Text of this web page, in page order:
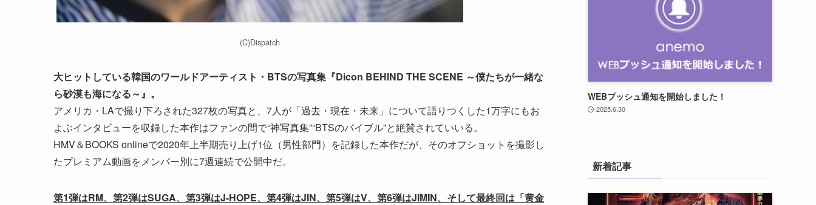
(C)Dispatch
大ヒットしている韓国のワールドアーティスト・BTSの写真集『Dicon BEHIND THE SCENE ～僕たちが一緒な
ら砂漠も海になる～』。
アメリカ・LAで撮り下ろされた327枚の写真と、7人が「過去・現在・未来」について語りつくした1万字にもお
よぶインタビューを収録した本作はファンの間で“神写真集”“BTSのバイブル”と絶賛されていいる。
HMV＆BOOKS onlineで2020年上半期売り上げ1位（男性部門）を記録した本作だが、そのオフショットを撮影し
たプレミアム動画をメンバー別に7週連続で公開中だ。
第1弾はRM、第2弾はSUGA、第3弾はJ-HOPE、第4弾はJIN、第5弾はV、第6弾はJIMIN、そして最終回は「黄金
WEBプッシュ通知を開始しました！
2025.6.30
新着記事